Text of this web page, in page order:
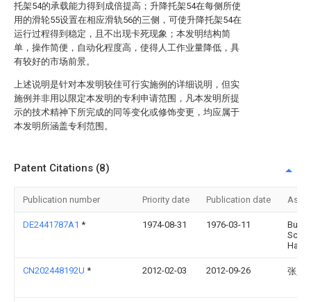
托架54的承载能力得到成倍提高；升降托架54在每侧所使
用的滑轮55设置在相应滑轨56的三侧，可使升降托架54在
运行过程得到稳定，且不出现卡死现象；本发明结构简
单，操作简便，自动化程度高，使得人工作业量降低，具
有较好的市场前景。
上述说明是针对本发明较佳可行实施例的详细说明，但实
施例并非用以限定本发明的专利申请范围，凡本发明所提
示的技术精神下所完成的同等变化或修饰变更，均应属于
本发明所涵盖专利范围。
Patent Citations (8)
Publication number Priority date Publication date
DE2441787A1 * 1974-08-31 1976-03-11
Haas
CN202448192U * 2012-02-03 2012-09-26 张义